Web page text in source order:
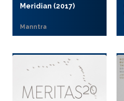
Meridian (2017)
Manntra